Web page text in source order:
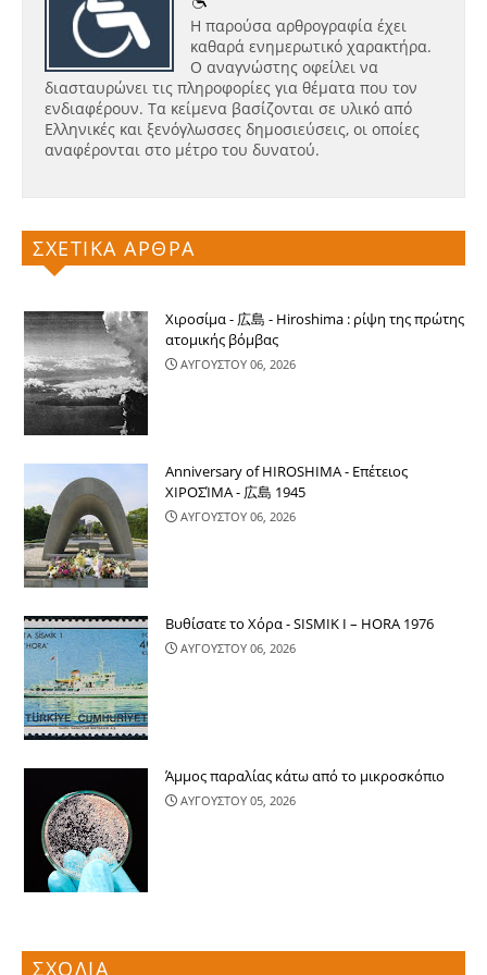
Η παρούσα αρθρογραφία έχει
καθαρά ενημερωτικό χαρακτήρα.
Ο αναγνώστης οφείλει να
διασταυρώνει τις πληροφορίες για θέματα που τον
ενδιαφέρουν. Τα κείμενα βασίζονται σε υλικό από
Ελληνικές και ξενόγλωσσες δημοσιεύσεις, οι οποίες
αναφέρονται στο μέτρο του δυνατού.
ΣΧΕΤΙΚΑ ΑΡΘΡΑ
Χιροσίμα - 広島 - Hiroshima : ρίψη της πρώτης
ατομικής βόμβας
ΑΥΓΟΥΣΤΟΥ 06, 2026
Anniversary of HIROSHIMA - Επέτειος
ΧΙΡΟΣΊΜΑ - 広島 1945
ΑΥΓΟΥΣΤΟΥ 06, 2026
Βυθίσατε το Χόρα - SISMIK I – HORA 1976
ΑΥΓΟΥΣΤΟΥ 06, 2026
Άμμος παραλίας κάτω από το μικροσκόπιο
ΑΥΓΟΥΣΤΟΥ 05, 2026
ΣΧΟΛΙΑ